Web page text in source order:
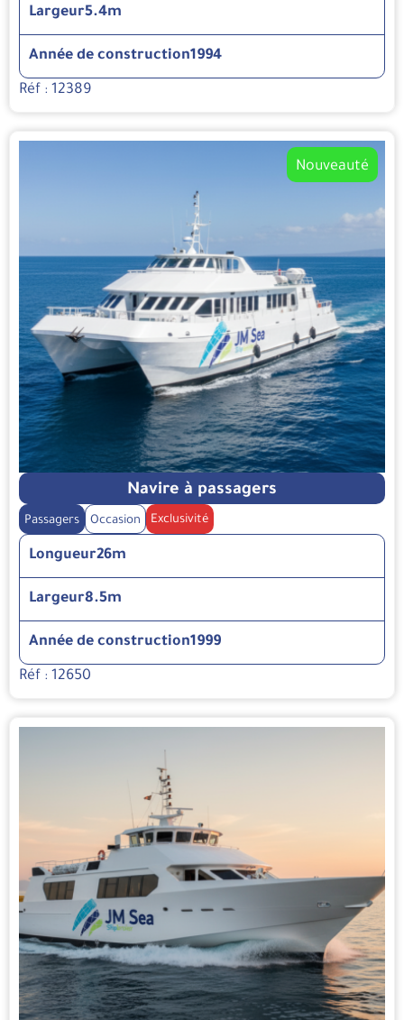
Largeur5.4m
Année de construction1994
Réf : 12389
Nouveauté
Navire à passagers
Passagers Occasion Exclusivité
Longueur26m
Largeur8.5m
Année de construction1999
Réf : 12650